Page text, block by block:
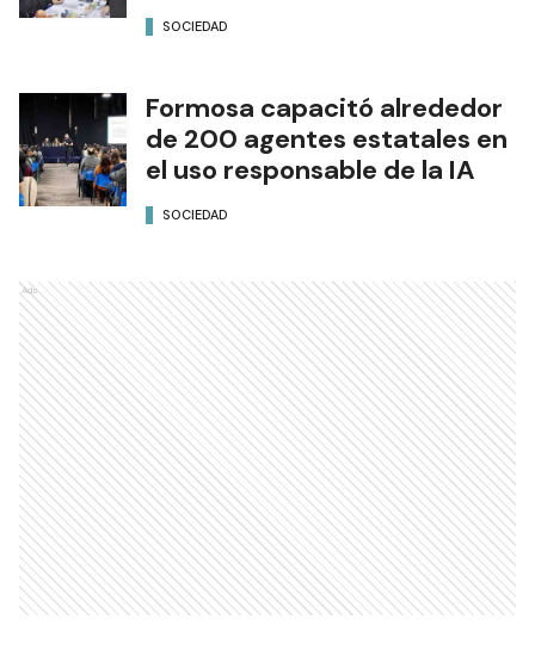
SOCIEDAD
Formosa capacitó alrededor
de 200 agentes estatales en
el uso responsable de la IA
SOCIEDAD
Ads